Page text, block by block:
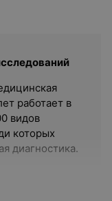
работает в
видов
которых
диагностика.